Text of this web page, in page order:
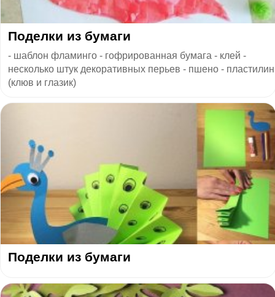
Поделки из бумаги
- шаблон фламинго - гофрированная бумага - клей -
несколько штук декоративных перьев - пшено - пластилин
(клюв и глазик)
Поделки из бумаги